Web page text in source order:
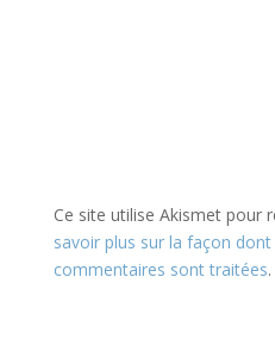
Ce site utilise Akismet pour
savoir plus sur la façon
commentaires sont traitées.